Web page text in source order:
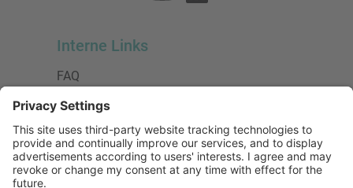
Interne Links
FAQ
Datenschutzerklärung
Impressum
Presse
Urheberrecht